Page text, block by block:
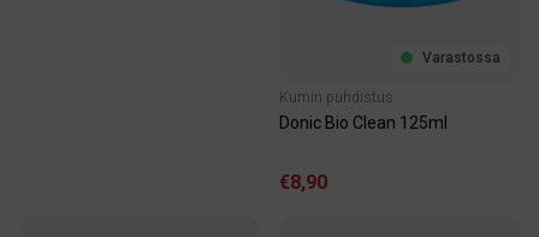
Varastossa
Kumin puhdistus
Donic Bio Clean 125ml
€8,90